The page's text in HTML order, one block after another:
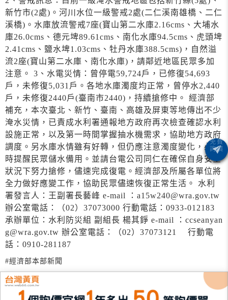
新竹市(2處)。河川水位一級警戒2處(二仁溪南雄橋、二仁
溪橋)。水庫放流警戒7座(寶山第二水庫2.16cms、大埔水
庫26.0cms、德元埤89.61cms、南化水庫94.5cms、虎頭埤
2.41cms、鹽水埤1.03cms、牡丹水庫388.5cms)，自然溢
流2座(寶山第二水庫、南化水庫)，請鄰近地區民眾多加
注意。 3、水電災情：曾停電59,724戶，已修復54,693
戶，未修復5,031戶。各地水庫濁度均正常，曾停水2,440
戶，未修復2440戶(臺南市2440)，持續搶修中。 經濟部
補充，本次臺北、新竹、臺南、高雄及屏東等地傳出不少
淹水災情，已責成水利署通報地方政府再次檢查確認水利
設施正常，以及第一時間掌握抽水機需求，協助地方政府
調度。另水庫水情雖有好轉，但仍應注意濁度變化，必要
時提醒民眾儲水備用。並請台電公司同仁在確保自身安全
狀況下努力搶修，儘速完成復電。經濟部及所屬各單位將
全力做好應變工作，協助民眾儘速恢復正常生活。 水利
署發言人：王副署長藝峰 e-mail ：a15w240@wra.gov.tw
辦公室電話：（02）37073000 行動電話：0933-012183
承辦單位：水利防災組 副組長 楊其錚 e-mail ：ccseanyan
g@wra.gov.tw 辦公室電話：（02）37073121 行動電
話：0910-281187
#經濟部本部新聞